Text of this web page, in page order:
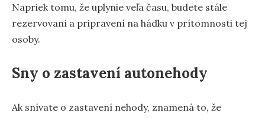
Napriek tomu, že uplynie veľa času, budete stále
rezervovaní a pripravení na hádku v prítomnosti tej
osoby.
Sny o zastavení autonehody
Ak snívate o zastavení nehody, znamená to, že